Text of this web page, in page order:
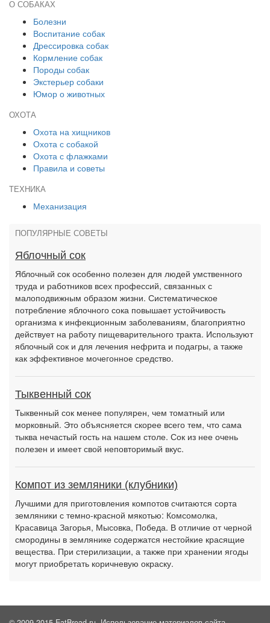
О СОБАКАХ
Болезни
Воспитание собак
Дрессировка собак
Кормление собак
Породы собак
Экстерьер собаки
Юмор о животных
ОХОТА
Охота на хищников
Охота с собакой
Охота с флажками
Правила и советы
ТЕХНИКА
Механизация
ПОПУЛЯРНЫЕ СОВЕТЫ
Яблочный сок
Яблочный сок особенно полезен для людей умственного
труда и работников всех профессий, связанных с
малоподвижным образом жизни. Систематическое
потребление яблочного сока повышает устойчивость
организма к инфекционным заболеваниям, благоприятно
действует на работу пищеварительного тракта. Используют
яблочный сок и для лечения нефрита и подагры, а также
как эффективное мочегонное средство.
Тыквенный сок
Тыквенный сок менее популярен, чем томатный или
морковный. Это объясняется скорее всего тем, что сама
тыква нечастый гость на нашем столе. Сок из нее очень
полезен и имеет свой неповторимый вкус.
Компот из земляники (клубники)
Лучшими для приготовления компотов считаются сорта
земляники с темно-красной мякотью: Комсомолка,
Красавица Загорья, Мысовка, Победа. В отличие от черной
смородины в землянике содержатся нестойкие красящие
вещества. При стерилизации, а также при хранении ягоды
могут приобретать коричневую окраску.